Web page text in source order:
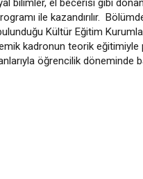
bilimler, el becerisi gibi
ile kazandırılır.
Kültür Eğitim
kadronun teorik eğitimiyle
öğrencilik döneminde